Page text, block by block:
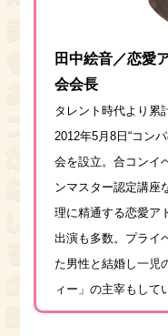
田中絵音／恋愛
会会長
タレント時代より累
2012年5月8日“コン
会を設立。合コンイ
ンマスター認定講座
理に精通する恋愛ア
出演も多数。プライ
た男性と結婚し一児
ィー」の主宰もして